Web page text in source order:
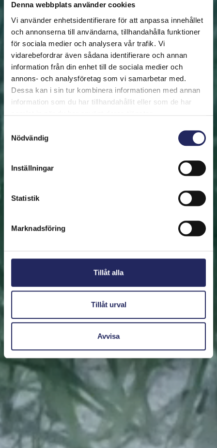
Denna webbplats använder cookies
Vi använder enhetsidentifierare för att anpassa innehållet
och annonserna till användarna, tillhandahålla funktioner
för sociala medier och analysera vår trafik. Vi
vidarebefordrar även sådana identifierare och annan
information från din enhet till de sociala medier och
annons- och analysföretag som vi samarbetar med.
Dessa kan i sin tur kombinera informationen med annan
information som du har tillhandahållit eller som de har
Nödvändig
Inställningar
Statistik
Marknadsföring
Tillåt alla
Tillåt urval
Avvisa
FRAMSIDAN HJÄLP ÖSTERSJÖN RÄDDA EN BIT
Rädda en bit
Hjälp oss att rädda Östersjön. Du kan också ge den
räddade biten som en present. En bit av Östersjön är